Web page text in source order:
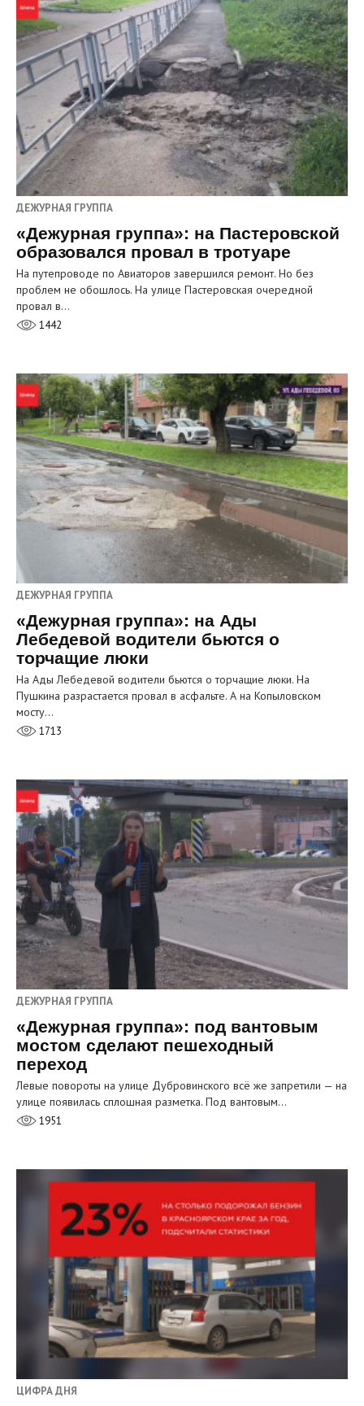
ДЕЖУРНАЯ ГРУППА
«Дежурная группа»: на Пастеровской
образовался провал в тротуаре
На путепроводе по Авиаторов завершился ремонт. Но без
проблем не обошлось. На улице Пастеровская очередной
провал в…
1442
ДЕЖУРНАЯ ГРУППА
«Дежурная группа»: на Ады
Лебедевой водители бьются о
торчащие люки
На Ады Лебедевой водители бьются о торчащие люки. На
Пушкина разрастается провал в асфальте. А на Копыловском
мосту…
1713
ДЕЖУРНАЯ ГРУППА
«Дежурная группа»: под вантовым
мостом сделают пешеходный
переход
Левые повороты на улице Дубровинского всё же запретили — на
улице появилась сплошная разметка. Под вантовым…
1951
ЦИФРА ДНЯ